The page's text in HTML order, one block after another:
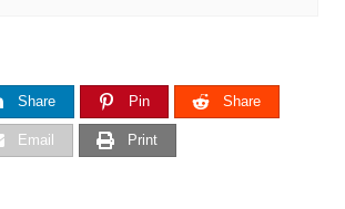
Share Pin Share
Email Print